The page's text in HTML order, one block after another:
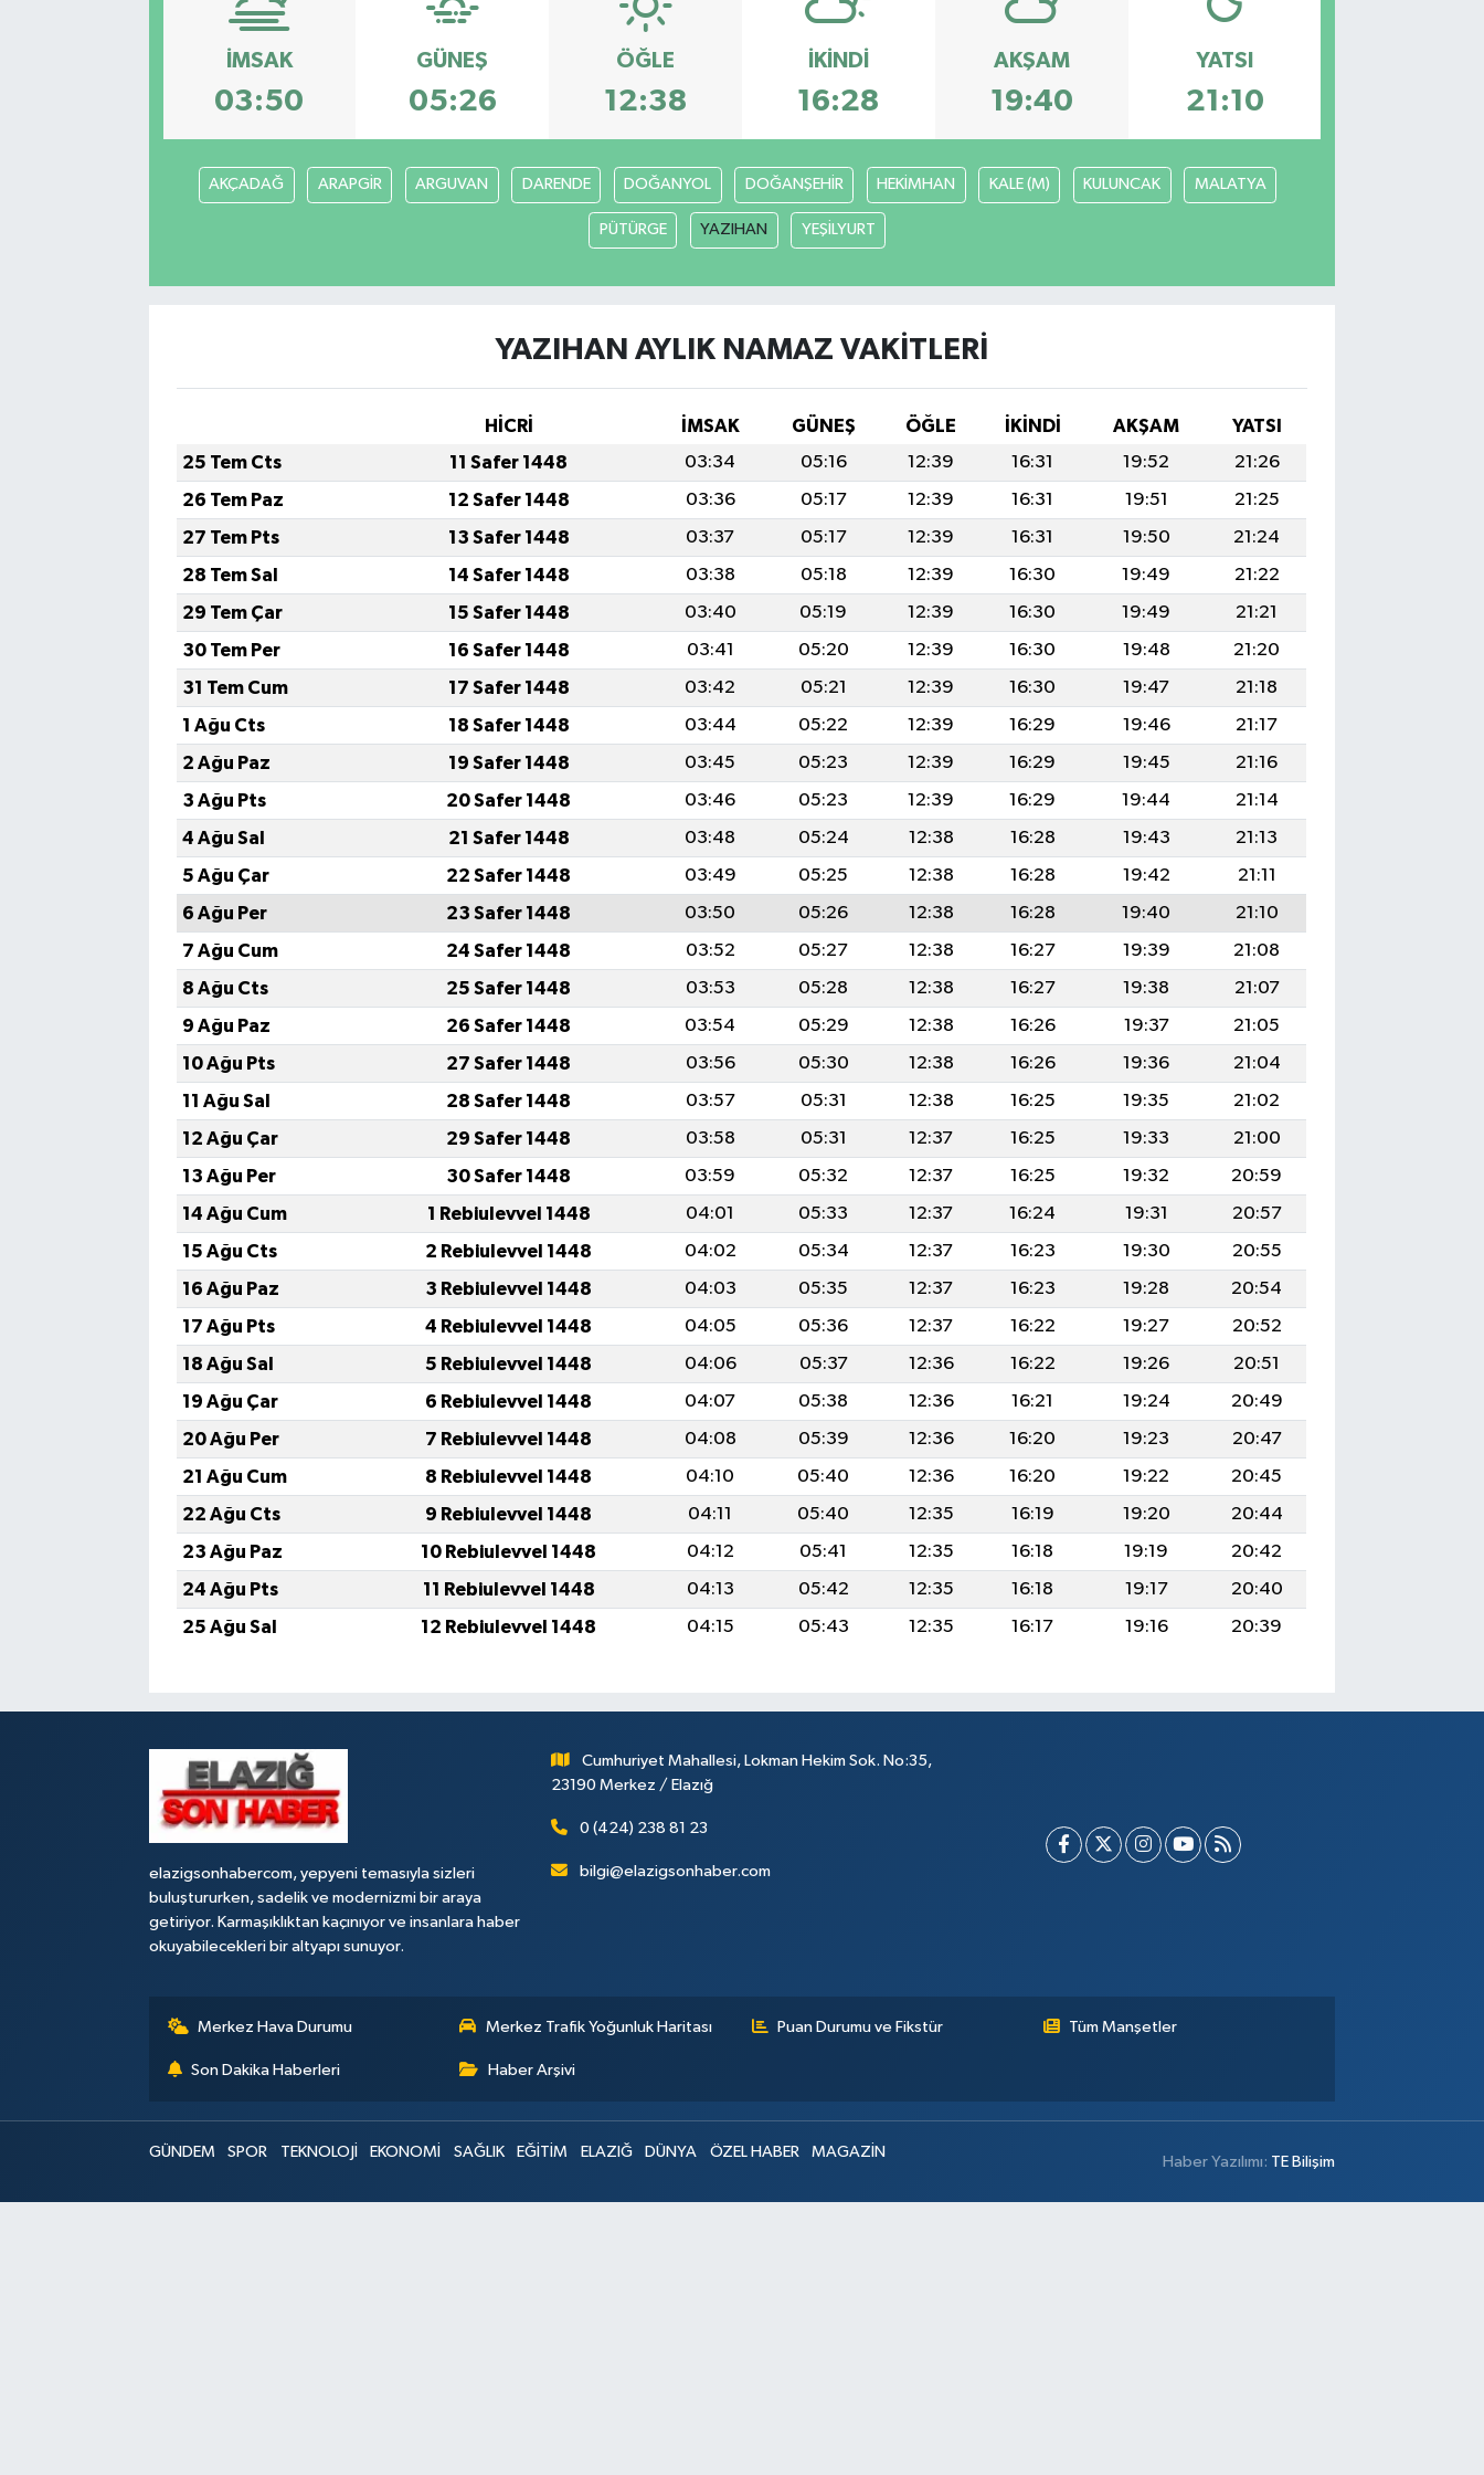
İMSAK
03:50
GÜNEŞ
05:26
ÖĞLE
12:38
İKINDI
16:28
AKŞAM
19:40
YATSI
21:10
AKÇADAĞ ARAPGİR ARGUVAN DARENDE DOĞANYOL DOĞANŞEHİR HEKİMHAN KALE (M) KULUNCAK MALATYA
PÜTÜRGE YAZIHAN YEŞİLYURT
YAZIHAN AYLIK NAMAZ VAKITLERI
HİCRİ İMSAK GÜNEŞ ÖĞLE İKINDI AKŞAM
YATSI
25 Tem Cts
11 Safer 1448 03:34 05:16 12:39 16:31 19:52
21:26
26 Tem Paz
12 Safer 1448 03:36 05:17 12:39 16:31 19:51
21:25
27 Tem Pts
13 Safer 1448 03:37 05:17 12:39 16:31 19:50
21:24
28 Tem Sal
14 Safer 1448 03:38 05:18 12:39 16:30 19:49
21:22
29 Tem Çar
15 Safer 1448 03:40 05:19 12:39 16:30 19:49
21:21
30 Tem Per
16 Safer 1448 03:41 05:20 12:39 16:30 19:48
21:20
31 Tem Cum
17 Safer 1448 03:42 05:21 12:39 16:30 19:47
21:18
1 Ağu Cts
18 Safer 1448 03:44 05:22 12:39 16:29 19:46
21:17
2 Ağu Paz
19 Safer 1448 03:45 05:23 12:39 16:29 19:45
21:16
3 Ağu Pts
20 Safer 1448 03:46 05:23 12:39 16:29 19:44
21:14
4 Ağu Sal
21 Safer 1448 03:48 05:24 12:38 16:28 19:43
21:13
5 Ağu Çar
22 Safer 1448 03:49 05:25 12:38 16:28 19:42
21:11
6 Ağu Per
23 Safer 1448 03:50 05:26 12:38 16:28 19:40
21:10
7 Ağu Cum
24 Safer 1448 03:52 05:27 12:38 16:27 19:39
21:08
8 Ağu Cts
25 Safer 1448 03:53 05:28 12:38 16:27 19:38
21:07
9 Ağu Paz
26 Safer 1448 03:54 05:29 12:38 16:26 19:37
21:05
10 Ağu Pts
27 Safer 1448 03:56 05:30 12:38 16:26 19:36
21:04
11 Ağu Sal
28 Safer 1448 03:57 05:31 12:38 16:25 19:35
21:02
12 Ağu Çar
29 Safer 1448 03:58 05:31 12:37 16:25 19:33
21:00
13 Ağu Per
30 Safer 1448 03:59 05:32 12:37 16:25 19:32
20:59
14 Ağu Cum
1 Rebiulevvel 1448 04:01 05:33 12:37 16:24 19:31
20:57
15 Ağu Cts
2 Rebiulevvel 1448 04:02 05:34 12:37 16:23 19:30
20:55
16 Ağu Paz
3 Rebiulevvel 1448 04:03 05:35 12:37 16:23 19:28
20:54
17 Ağu Pts
4 Rebiulevvel 1448 04:05 05:36 12:37 16:22 19:27
20:52
18 Ağu Sal
5 Rebiulevvel 1448 04:06 05:37 12:36 16:22 19:26
20:51
19 Ağu Çar
6 Rebiulevvel 1448 04:07 05:38 12:36 16:21 19:24
20:49
20 Ağu Per
7 Rebiulevvel 1448 04:08 05:39 12:36 16:20 19:23
20:47
21 Ağu Cum
8 Rebiulevvel 1448 04:10 05:40 12:36 16:20 19:22
20:45
22 Ağu Cts
9 Rebiulevvel 1448 04:11 05:40 12:35 16:19 19:20
20:44
23 Ağu Paz
10 Rebiulevvel 1448 04:12 05:41 12:35 16:18 19:19
20:42
24 Ağu Pts
11 Rebiulevvel 1448 04:13 05:42 12:35 16:18 19:17
20:40
25 Ağu Sal
12 Rebiulevvel 1448 04:15 05:43 12:35 16:17 19:16 20:39
elazigsonhabercom, yepyeni temasıyla sizleri
buluştururken, sadelik ve modernizmi bir araya
getiriyor. Karmaşıklıktan kaçınıyor ve insanlara haber
okuyabilecekleri bir altyapı sunuyor.
Cumhuriyet Mahallesi, Lokman Hekim Sok. No:35,
23190 Merkez / Elazığ
0 (424) 238 81 23
bilgi@elazigsonhaber.com
Merkez Hava Durumu Merkez Trafik Yoğunluk Haritası Puan Durumu ve Fikstür Tüm Manşetler
Son Dakika Haberleri Haber Arşivi
GÜNDEM SPOR TEKNOLOJİ EKONOMİ SAĞLIK EĞİTİM ELAZIĞ DÜNYA ÖZEL HABER MAGAZİN
Haber Yazılımı: TE Bilişim